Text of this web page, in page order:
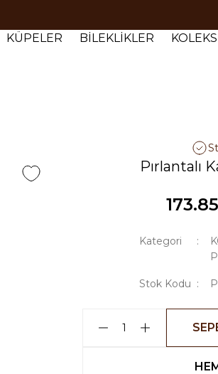
1000 TL ve üzeri ücretsiz kargo. #3
KÜPELER BİLEKLİKLER
Pırlantalı
Kategori
Stok Kodu